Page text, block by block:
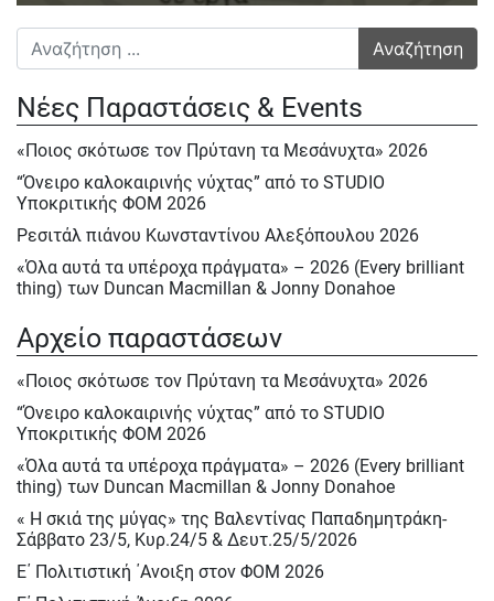
Αναζήτηση για:
Νέες Παραστάσεις & Events
«Ποιος σκότωσε τον Πρύτανη τα Μεσάνυχτα» 2026
“Όνειρο καλοκαιρινής νύχτας” από το STUDIO
Υποκριτικής ΦΟΜ 2026
Ρεσιτάλ πιάνου Κωνσταντίνου Αλεξόπουλου 2026
«Όλα αυτά τα υπέροχα πράγματα» – 2026 (Every brilliant
thing) των Duncan Macmillan & Jonny Donahoe
Σάββατο 23/5, Κυρ.24/5 & Δευτ.25/5/2026
Ε΄ Πολιτιστική ΄Ανοιξη στον ΦΟΜ 2026
Ε΄ Πολιτιστική Άνοιξη 2026
Ηρακλής Πασχαλίδης, Σάββατο 9 Μαίου 2026
Αφιέρωμα στον Νίκο Περέλη 15/12/2025
«Πινόκιο» του Κάρλο Κολόντι, Νοεμ. – Δεκ. 2025
Ρεσιτάλ : «Αειθαλείς άριες» με την Δραματική σοπράνο
Ιωάννα Καρβελά και την πιανίστα Νίκη Κεραμέκη, Οκτ.
2025
Αρχείο παραστάσεων
«Ποιος σκότωσε τον Πρύτανη τα Μεσάνυχτα» 2026
“Όνειρο καλοκαιρινής νύχτας” από το STUDIO
Υποκριτικής ΦΟΜ 2026
«Όλα αυτά τα υπέροχα πράγματα» – 2026 (Every brilliant
thing) των Duncan Macmillan & Jonny Donahoe
« Η σκιά της μύγας» της Βαλεντίνας Παπαδημητράκη-
Σάββατο 23/5, Κυρ.24/5 & Δευτ.25/5/2026
Ε΄ Πολιτιστική ΄Ανοιξη στον ΦΟΜ 2026